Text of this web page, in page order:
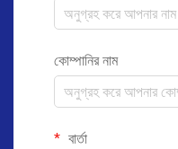
কোম্পানির নাম
বার্তা